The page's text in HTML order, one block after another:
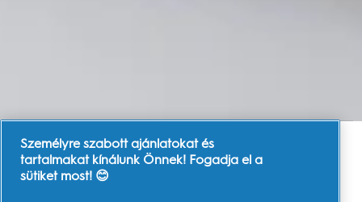
FŐBB TERMÉKJELLEMZŐK
Személyre szabott ajánlatokat és
tartalmakat kínálunk Önnek! Fogadja el a
sütiket most! 😊